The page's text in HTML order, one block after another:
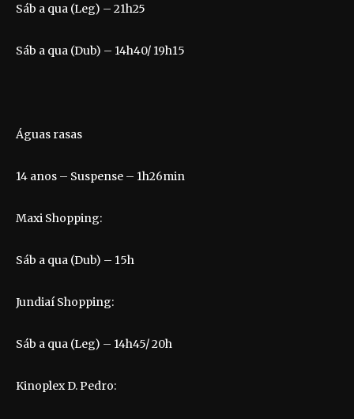
Sáb a qua (Leg) – 21h25
Sáb a qua (Dub) – 14h40/ 19h15
Águas rasas
14 anos – Suspense – 1h26min
Maxi Shopping:
Sáb a qua (Dub) – 15h
Jundiaí Shopping:
Sáb a qua (Leg) – 14h45/ 20h
Kinoplex D. Pedro: